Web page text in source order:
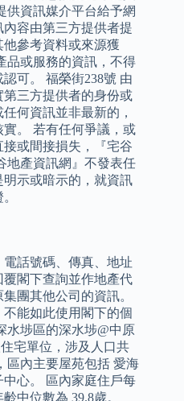
供資訊媒介平台給予網
容由第三方提供者提
參考資料或來源獲
品或服務的資訊，不得
可。 福榮街238號 由
三方提供者的身份或
何資訊並非最新的，
。 若有任何爭議，或
或間接損失，『宅谷
地產資訊網』不發表任
示或暗示的，就資訊
話號碼、傳真、地址
閣下查詢並作地產代
團其他公司的資訊。
能如此使用閣下的個
水埗區的深水埗@中原
宅單位，涉及人口共
區內主要屋苑包括 愛海
心。 區內家庭住戶每
中位數為 39.8歲。